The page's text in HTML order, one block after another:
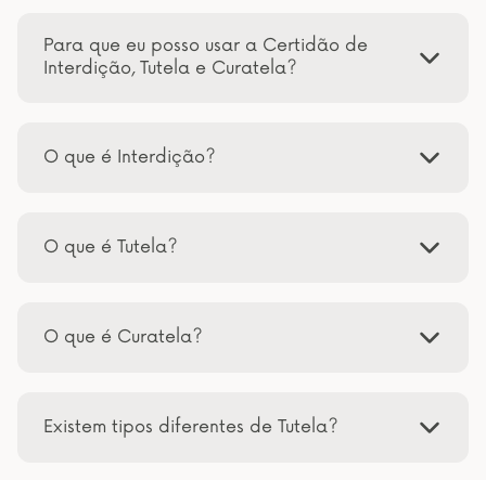
Para que eu posso usar a Certidão de
Interdição, Tutela e Curatela?
O que é Interdição?
O que é Tutela?
O que é Curatela?
Existem tipos diferentes de Tutela?